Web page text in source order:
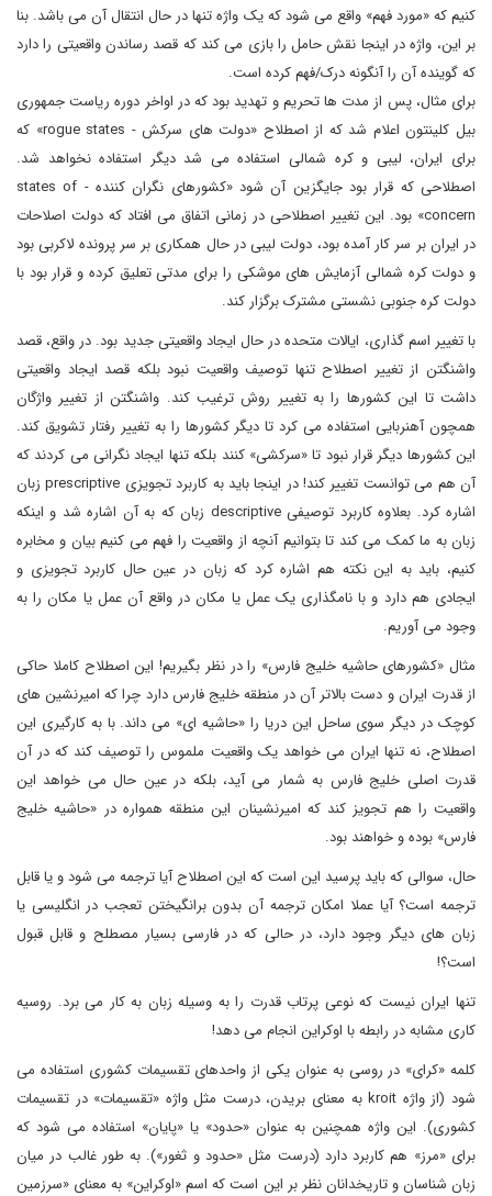
کنیم که «مورد فهم» واقع می شود که یک واژه تنها در حال انتقال آن می باشد. بنا
بر این، واژه در اینجا نقش حامل را بازی می کند که قصد رساندن واقعیتی را دارد
که گوینده آن را آنگونه درک/فهم کرده است.
برای مثال، پس از مدت ها تحریم و تهدید بود که در اواخر دوره ریاست جمهوری
بیل کلینتون اعلام شد که از اصطلاح «دولت های سرکش - rogue states» که
برای ایران، لیبی و کره شمالی استفاده می شد دیگر استفاده نخواهد شد.
اصطلاحی که قرار بود جایگزین آن شود «کشورهای نگران کننده - states of
concern» بود. این تغییر اصطلاحی در زمانی اتفاق می افتاد که دولت اصلاحات
در ایران بر سر کار آمده بود، دولت لیبی در حال همکاری بر سر پرونده لاکربی بود
و دولت کره شمالی آزمایش های موشکی را برای مدتی تعلیق کرده و قرار بود با
دولت کره جنوبی نشستی مشترک برگزار کند.
با تغییر اسم گذاری، ایالات متحده در حال ایجاد واقعیتی جدید بود. در واقع، قصد
واشنگتن از تغییر اصطلاح تنها توصیف واقعیت نبود بلکه قصد ایجاد واقعیتی
داشت تا این کشورها را به تغییر روش ترغیب کند. واشنگتن از تغییر واژگان
همچون آهنربایی استفاده می کرد تا دیگر کشورها را به تغییر رفتار تشویق کند.
این کشورها دیگر قرار نبود تا «سرکشی» کنند بلکه تنها ایجاد نگرانی می کردند که
آن هم می توانست تغییر کند! در اینجا باید به کاربرد تجویزی prescriptive زبان
اشاره کرد. بعلاوه کاربرد توصیفی descriptive زبان که به آن اشاره شد و اینکه
زبان به ما کمک می کند تا بتوانیم آنچه از واقعیت را فهم می کنیم بیان و مخابره
کنیم، باید به این نکته هم اشاره کرد که زبان در عین حال کاربرد تجویزی و
ایجادی هم دارد و با نامگذاری یک عمل یا مکان در واقع آن عمل یا مکان را به
وجود می آوریم.
مثال «کشورهای حاشیه خلیج فارس» را در نظر بگیریم! این اصطلاح کاملا حاکی
از قدرت ایران و دست بالاتر آن در منطقه خلیج فارس دارد چرا که امیرنشین های
کوچک در دیگر سوی ساحل این دریا را «حاشیه ای» می داند. با به کارگیری این
اصطلاح، نه تنها ایران می خواهد یک واقعیت ملموس را توصیف کند که در آن
قدرت اصلی خلیج فارس به شمار می آید، بلکه در عین حال می خواهد این
واقعیت را هم تجویز کند که امیرنشینان این منطقه همواره در «حاشیه خلیج
فارس» بوده و خواهند بود.
حال، سوالی که باید پرسید این است که این اصطلاح آیا ترجمه می شود و یا قابل
ترجمه است؟ آیا عملا امکان ترجمه آن بدون برانگیختن تعجب در انگلیسی یا
زبان های دیگر وجود دارد، در حالی که در فارسی بسیار مصطلح و قابل قبول
است؟!
تنها ایران نیست که نوعی پرتاب قدرت را به وسیله زبان به کار می برد. روسیه
کاری مشابه در رابطه با اوکراین انجام می دهد!
کلمه «کرای» در روسی به عنوان یکی از واحدهای تقسیمات کشوری استفاده می
شود (از واژه kroit به معنای بریدن، درست مثل واژه «تقسیمات» در تقسیمات
کشوری). این واژه همچنین به عنوان «حدود» یا «پایان» استفاده می شود که
برای «مرز» هم کاربرد دارد (درست مثل «حدود و ثغور»). به طور غالب در میان
زبان شناسان و تاریخدانان نظر بر این است که اسم «اوکراین» به معنای «سرزمین